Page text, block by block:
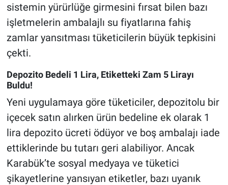
sistemin yürürlüğe girmesini fırsat bilen bazı
işletmelerin ambalajlı su fiyatlarına fahiş
zamlar yansıtması tüketicilerin büyük tepkisini
çekti.
Depozito Bedeli 1 Lira, Etiketteki Zam 5 Lirayı
Buldu!
Yeni uygulamaya göre tüketiciler, depozitolu bir
içecek satın alırken ürün bedeline ek olarak 1
lira depozito ücreti ödüyor ve boş ambalajı iade
ettiklerinde bu tutarı geri alabiliyor. Ancak
Karabük’te sosyal medyaya ve tüketici
şikayetlerine yansıyan etiketler, bazı uyanık